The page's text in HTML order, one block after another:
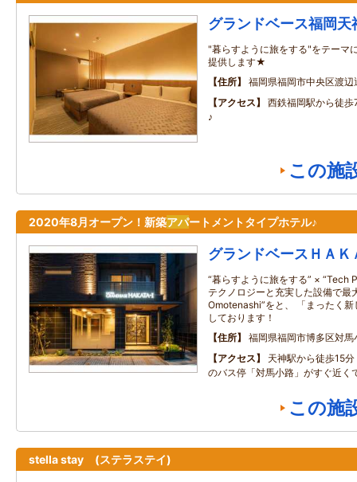
グランドベース福岡天
"暮らすように旅をする"をテーマ
提供します★
住所
福岡県福岡市中央区渡辺
アクセス
西鉄福岡駅から徒
♪
この施
2020年8月オープン！新築アパートメントタイプホテル♪
グランドベースＨＡＫ
“暮らすように旅をする” × “Tech
テクノロジーと充実した設備で最
Omotenashi”をと、 「まったく
しております！
住所
福岡県福岡市博多区対
アクセス
天神駅から徒歩15
のバス停「対馬小路」がすぐ近く
この施
stella stay (ステラステイ)